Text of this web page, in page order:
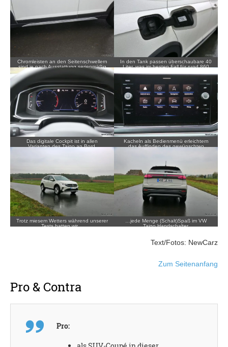
Chromleisten an den Seitenschwellern
sind je nach Ausstattung serienmäßig
In den Tank passen überschaubare 40
Liter, was im besten Fall für rund 860
Das digitale Cockpit ist in allen
Varianten des Taigo an Bord.
Kacheln als Bedienmenü erleichtern
das Auffinden des gewünschten
Trotz miesem Wetters während unserer
Tests hatten wir…
…jede Menge (Schalt)Spaß im VW
Taigo Handschalter.
Text/Fotos: NewCarz
Zum Seitenanfang
Pro & Contra
Pro: